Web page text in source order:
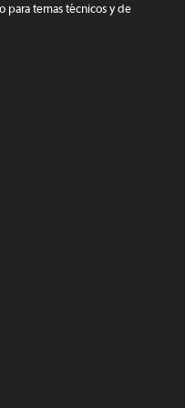
para temas técnicos y de